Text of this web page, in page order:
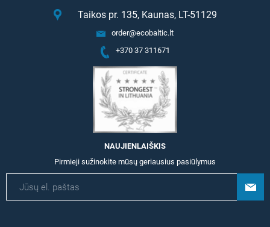
Taikos pr. 135, Kaunas, LT-51129
order@ecobaltic.lt
+370 37 311671
NAUJIENLAIŠKIS
Pirmieji sužinokite mūsų geriausius pasiūlymus